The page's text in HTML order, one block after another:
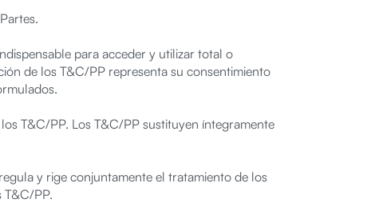
para acceder y utilizar total o
de los T&C/PP representa su consentimiento
T&C/PP. Los T&C/PP sustituyen íntegramente
y rige conjuntamente el tratamiento de los
T&C/PP.